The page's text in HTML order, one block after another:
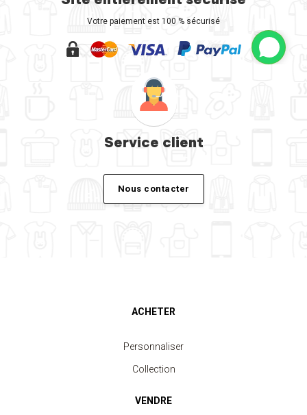
Votre paiement est 100 % sécurisé
Service client
Nous contacter
ACHETER
Personnaliser
Collection
VENDRE